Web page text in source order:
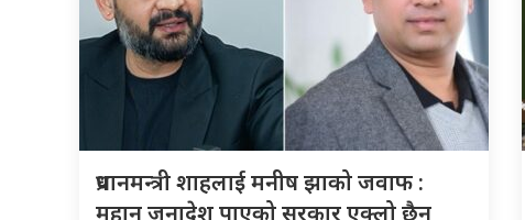
प्रधानमन्त्री शाहलाई मनीष झाको जवाफ :
महान् जनादेश पाएको सरकार एक्लो छैन